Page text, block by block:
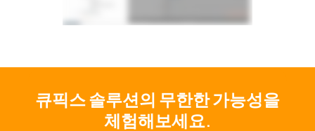
큐픽스 솔루션의 무한한 가능성을
체험해보세요.